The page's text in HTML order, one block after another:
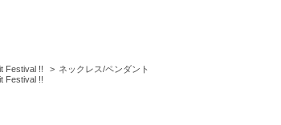
Festival !! > ネックレス/ペンダント
Festival !!